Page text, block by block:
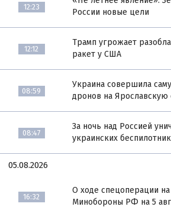
12:23
России новые цели
12:12
Трамп угрожает
ракет у США
08:59
Украина совершила
дронов на Ярославскую
08:47
За ночь над Россией
украинских
05.08.2026
16:32
О ходе спецоперации
Минобороны РФ на 5